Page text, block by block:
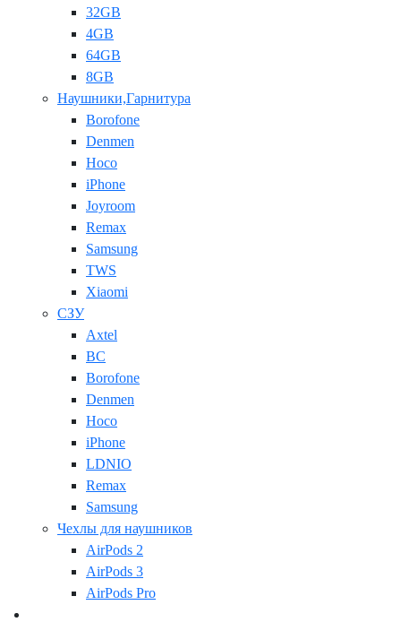
32GB
4GB
64GB
8GB
Наушники,Гарнитура
Borofone
Denmen
Hoco
iPhone
Joyroom
Remax
Samsung
TWS
Xiaomi
СЗУ
Axtel
BC
Borofone
Denmen
Hoco
iPhone
LDNIO
Remax
Samsung
Чехлы для наушников
AirPods 2
AirPods 3
AirPods Pro